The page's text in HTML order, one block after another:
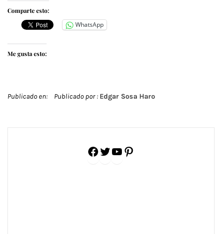
Comparte esto:
WhatsApp
Me gusta esto:
Publicado en: Publicado por : Edgar Sosa Haro
Facebook
Twitter
YouTube
Pinterest